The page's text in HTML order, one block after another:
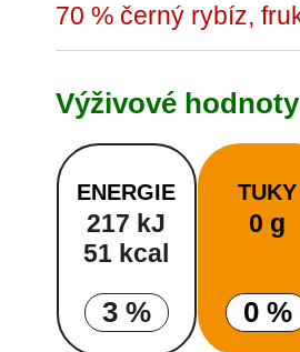
70 % černý rybíz,
Výživové hodnoty
ENERGIE
217 kJ
51 kcal
3 %
TUKY
0 g
0 %